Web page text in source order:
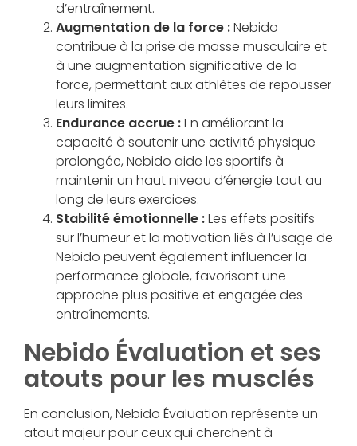
d’entraînement.
Augmentation de la force :Nebido
contribue à la prise de masse musculaire et
à une augmentation significative de la
force, permettant aux athlètes de repousser
leurs limites.
Endurance accrue :En améliorant la
capacité à soutenir une activité physique
prolongée, Nebido aide les sportifs à
maintenir un haut niveau d’énergie tout au
long de leurs exercices.
Stabilité émotionnelle :Les effets positifs
sur l’humeur et la motivation liés à l’usage de
Nebido peuvent également influencer la
performance globale, favorisant une
approche plus positive et engagée des
entraînements.
Nebido Évaluation et ses
atouts pour les musclés
En conclusion, Nebido Évaluation représente un
atout majeur pour ceux qui cherchent à